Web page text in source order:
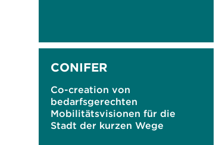
CONIFER
Co-creation von
bedarfsgerechten
Mobilitätsvisionen für die
Stadt der kurzen Wege